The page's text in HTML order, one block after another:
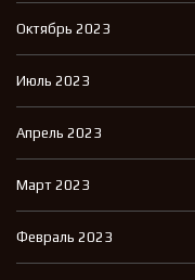
Октябрь 2023
Июль 2023
Апрель 2023
Март 2023
Февраль 2023